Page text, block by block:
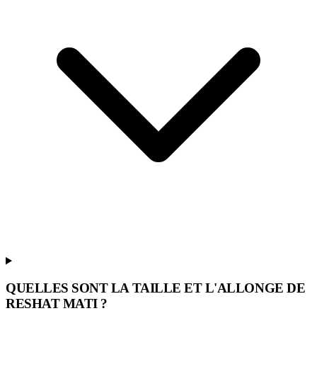
QUELLES SONT LA TAILLE ET L'ALLONGE DE
RESHAT MATI ?